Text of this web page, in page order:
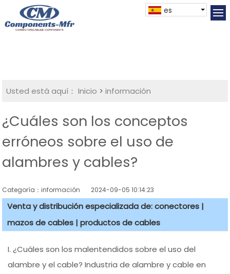
es
Usted está aquí： Inicio >información
¿Cuáles son los conceptos
erróneos sobre el uso de
alambres y cables?
Categoría：información 2024-09-05 10:14:23
Venta y distribución especializada de: conectores |
mazos de cables | productos de cables
I. ¿Cuáles son los malentendidos sobre el uso del
alambre y el cable? Industria de alambre y cable en